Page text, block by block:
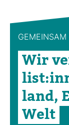
GEMEINSAM
Wir
land,
Welt